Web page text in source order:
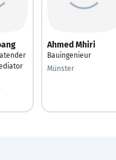
Ahmed Mhiri
Bauingenieur
Münster